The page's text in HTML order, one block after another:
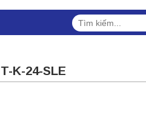
Tìm
kiếm:
K-24-SLE